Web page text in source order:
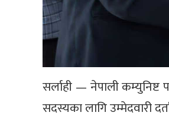
सर्लाही — नेपाली कम्युनिष्ट
सदस्यका लागि उम्मेदवारी